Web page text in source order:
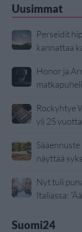
Uusimmat
Perseidit
kannattaa
Honor ja
Rockyhtye
yli 25
näyttää
Nyt tuli
Italiassa:
Suomi24